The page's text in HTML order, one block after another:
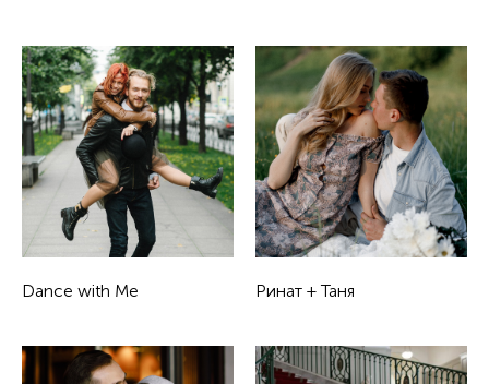
Dance with Me Ринат + Таня